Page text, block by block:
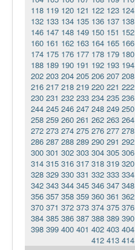
118 119 120 121 122 123 124
132 133 134 135 136 137 138
146 147 148 149 150 151 152
160 161 162 163 164 165 166
174 175 176 177 178 179 180
188 189 190 191 192 193 194
202 203 204 205 206 207 208
216 217 218 219 220 221 222
230 231 232 233 234 235 236
244 245 246 247 248 249 250
258 259 260 261 262 263 264
272 273 274 275 276 277 278
286 287 288 289 290 291 292
300 301 302 303 304 305 306
314 315 316 317 318 319 320
328 329 330 331 332 333 334
342 343 344 345 346 347 348
356 357 358 359 360 361 362
370 371 372 373 374 375 376
384 385 386 387 388 389 390
398 399 400 401 402 403 404
412 413 414